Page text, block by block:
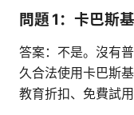
問題 1：卡巴斯
答案：不是。沒有
久合法使用卡巴斯
教育折扣、免費試